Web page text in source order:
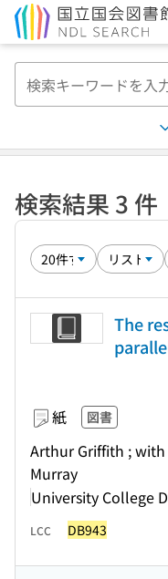
検索結果 3 件
The
紙 図書
Arthur Griffith ;
Murray
University College
LCC DB943